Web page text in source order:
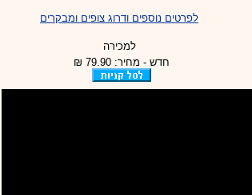
לפרטים נוספים ודרוג צופים ומבקרים
למכירה
חדש - מחיר: 79.90 ₪